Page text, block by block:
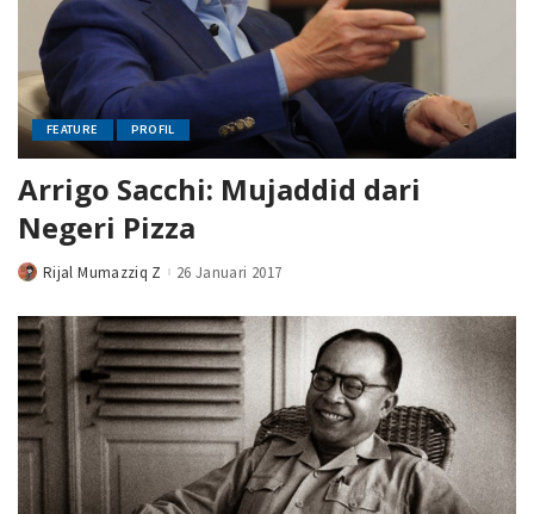
FEATURE PROFIL
Arrigo Sacchi: Mujaddid dari
Negeri Pizza
PostedRijal Mumazziq Z 26 Januari 2017